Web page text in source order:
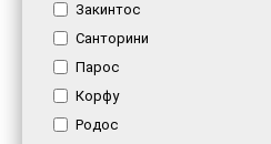
Закинтос
Санторини
Парос
Корфу
Родос